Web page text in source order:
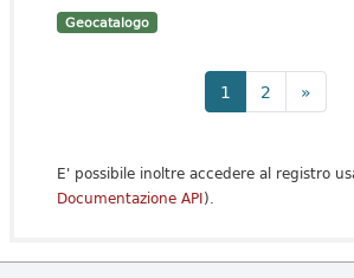
Geocatalogo
1 2 »
E' possibile inoltre accedere al registro
Documentazione API).